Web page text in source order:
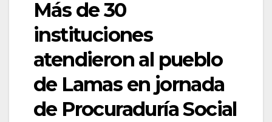
Más de 30
instituciones
atendieron al pueblo
de Lamas en jornada
de Procuraduría Social